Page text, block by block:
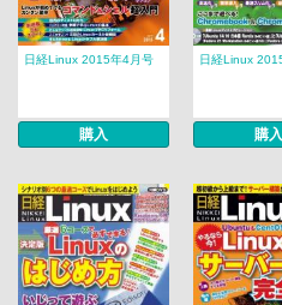
日経Linux 2015年4月号
購入
日経Linux
購入